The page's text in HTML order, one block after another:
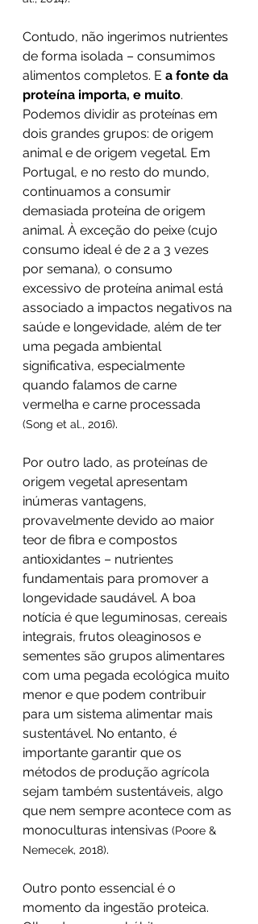
Contudo, não ingerimos nutrientes
de forma isolada – consumimos
alimentos completos. E a fonte da
proteína importa, e muito.
Podemos dividir as proteínas em
dois grandes grupos: de origem
animal e de origem vegetal. Em
Portugal, e no resto do mundo,
continuamos a consumir
demasiada proteína de origem
animal. À exceção do peixe (cujo
consumo ideal é de 2 a 3 vezes
por semana), o consumo
excessivo de proteína animal está
associado a impactos negativos na
saúde e longevidade, além de ter
uma pegada ambiental
significativa, especialmente
quando falamos de carne
vermelha e carne processada
(Song et al., 2016).
Por outro lado, as proteínas de
origem vegetal apresentam
inúmeras vantagens,
provavelmente devido ao maior
teor de fibra e compostos
antioxidantes – nutrientes
fundamentais para promover a
longevidade saudável. A boa
notícia é que leguminosas, cereais
integrais, frutos oleaginosos e
sementes são grupos alimentares
com uma pegada ecológica muito
menor e que podem contribuir
para um sistema alimentar mais
sustentável. No entanto, é
importante garantir que os
métodos de produção agrícola
sejam também sustentáveis, algo
que nem sempre acontece com as
monoculturas intensivas (Poore &
Nemecek, 2018).
Outro ponto essencial é o
momento da ingestão proteica.